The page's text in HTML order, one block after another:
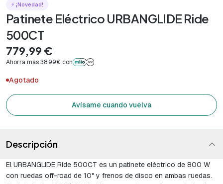
⚡ ¡Novedad!
Patinete Eléctrico URBANGLIDE Ride
500CT
779,99 €
Ahorra más 38,99€ con
Agotado
Avísame cuando vuelva
Descripción
El URBANGLIDE Ride 500CT es un patinete eléctrico de 800 W
con ruedas off-road de 10" y frenos de disco en ambas ruedas.